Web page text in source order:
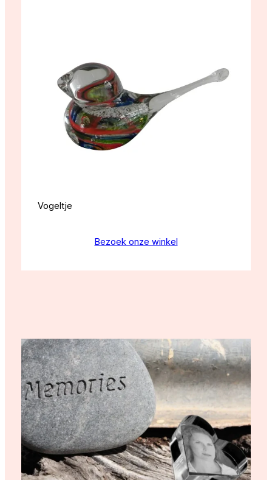
Vogeltje
Bezoek onze winkel